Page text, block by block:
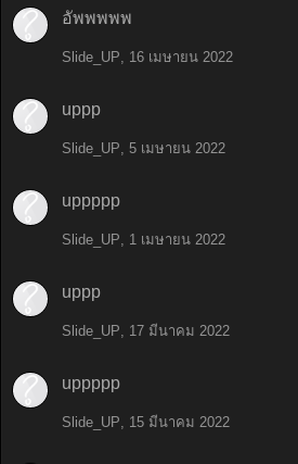
อัพพพพพ
Slide_UP, 16 เมษายน 2022
uppp
Slide_UP, 5 เมษายน 2022
uppppp
Slide_UP, 1 เมษายน 2022
uppp
Slide_UP, 17 มีนาคม 2022
uppppp
Slide_UP, 15 มีนาคม 2022